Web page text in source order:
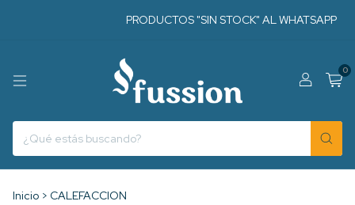
PRODUCTOS "SIN STOCK" AL WHATSAPP
0
Inicio > CALEFACCION